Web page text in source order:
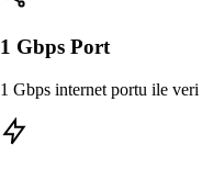
1 Gbps Port
1 Gbps internet portu ile veri